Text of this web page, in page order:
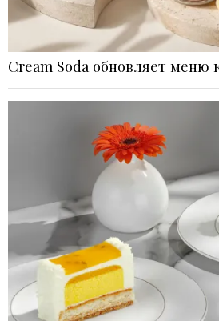
Cream Soda обновляет меню